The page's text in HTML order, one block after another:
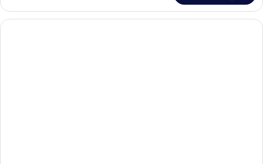
เกี่ยว
กับ
ห้อง